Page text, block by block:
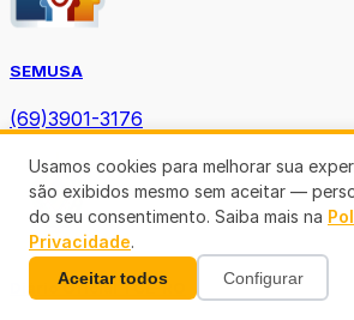
SEMUSA
(69)3901-3176
Diário Oficial TCE-RO
Usamos cookies para melhorar sua
são exibidos mesmo sem aceitar —
do seu consentimento. Saiba mais na
Privacidade.
Aceitar todos Configurar